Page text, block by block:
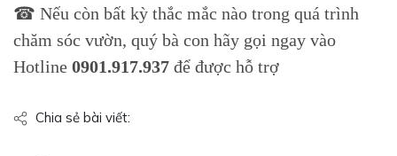
☎ Nếu còn bất kỳ thắc mắc nào trong quá trình
chăm sóc vườn, quý bà con hãy gọi ngay vào
Hotline 0901.917.937 để được hỗ trợ
Chia sẻ bài viết: